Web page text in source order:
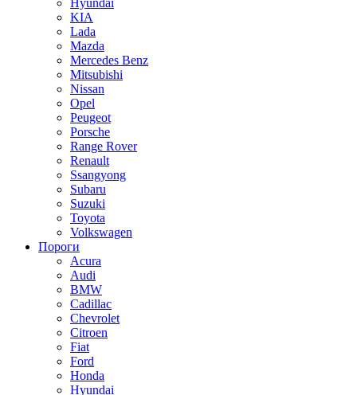
Hyundai
KIA
Lada
Mazda
Mercedes Benz
Mitsubishi
Nissan
Opel
Peugeot
Porsche
Range Rover
Renault
Ssangyong
Subaru
Suzuki
Toyota
Volkswagen
Пороги
Acura
Audi
BMW
Cadillac
Chevrolet
Citroen
Fiat
Ford
Honda
Hyundai